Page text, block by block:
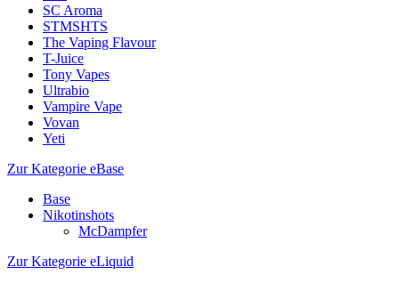
SC Aroma
STMSHTS
The Vaping Flavour
T-Juice
Tony Vapes
Ultrabio
Vampire Vape
Vovan
Yeti
Zur Kategorie eBase
Base
Nikotinshots
McDampfer
Zur Kategorie eLiquid